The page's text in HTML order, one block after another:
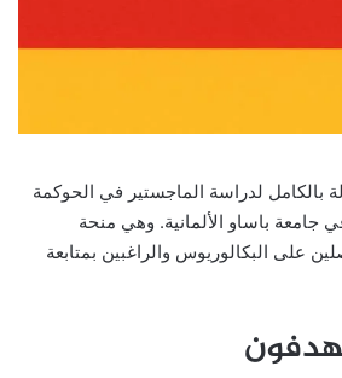
بالكامل لدراسة الماجستير في الحوكمة
جامعة باساو الألمانية. وهي منحة
على البكالوريوس والراغبين بمتابعة